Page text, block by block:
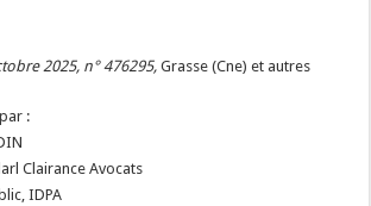
2025, n° 476295, Grasse (Cne) et autres
:
Clairance Avocats
IDPA